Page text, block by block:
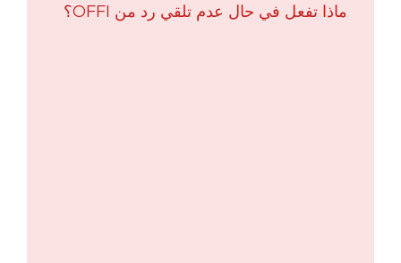
ماذا تفعل في حال عدم تلقي رد من OFFI؟